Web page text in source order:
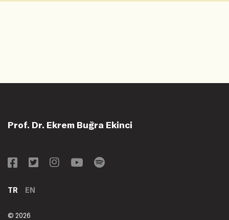
Prof. Dr. Ekrem Buğra Ekinci
TR EN
© 2026